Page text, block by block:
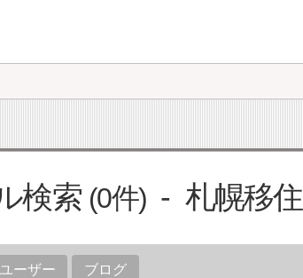
検索 0 札幌移住
ユーザー ブログ